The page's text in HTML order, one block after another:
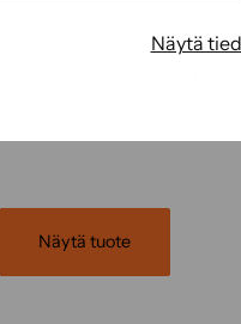
Näytä
Näytä tuote